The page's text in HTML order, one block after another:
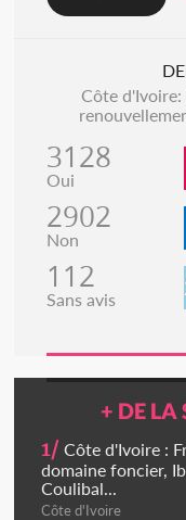
Côte
3128
Oui
2902
Non
112
Sans avis
+ DE LA
1/ Côte d'Ivoire :
domaine foncier,
Coulibal...
Côte d'Ivoire